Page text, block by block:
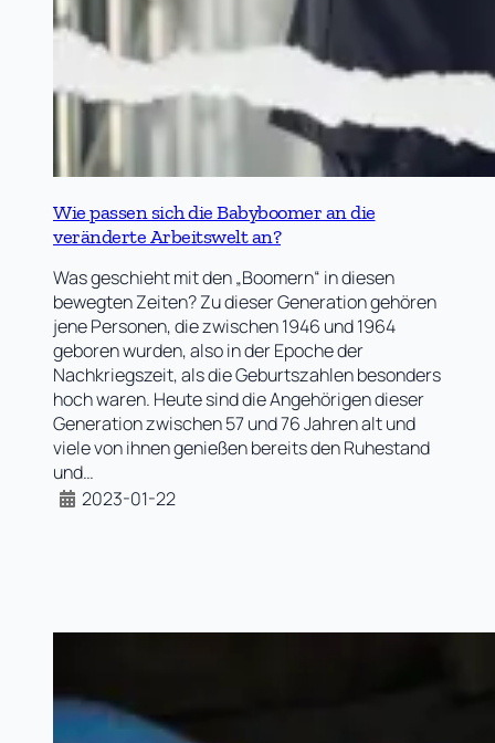
Wie passen sich die Babyboomer an die
veränderte Arbeitswelt an?
Was geschieht mit den „Boomern“ in diesen
bewegten Zeiten? Zu dieser Generation gehören
jene Personen, die zwischen 1946 und 1964
geboren wurden, also in der Epoche der
Nachkriegszeit, als die Geburtszahlen besonders
hoch waren. Heute sind die Angehörigen dieser
Generation zwischen 57 und 76 Jahren alt und
viele von ihnen genießen bereits den Ruhestand
und…
2023-01-22